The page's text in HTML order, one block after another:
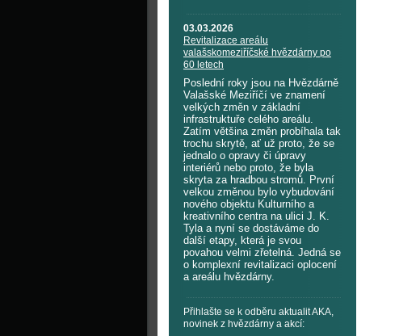
03.03.2026
Revitalizace areálu
valašskomeziříčské hvězdárny po
60 letech
Poslední roky jsou na Hvězdárně
Valašské Meziříčí ve znamení
velkých změn v základní
infrastruktuře celého areálu.
Zatím většina změn probíhala tak
trochu skrytě, ať už proto, že se
jednalo o opravy či úpravy
interiérů nebo proto, že byla
skryta za hradbou stromů. První
velkou změnou bylo vybudování
nového objektu Kulturního a
kreativního centra na ulici J. K.
Tyla a nyní se dostáváme do
další etapy, která je svou
povahou velmi zřetelná. Jedná se
o komplexní revitalizaci oplocení
a areálu hvězdárny.
Přihlašte se k odběru aktualit AKA,
novinek z hvězdárny a akcí: